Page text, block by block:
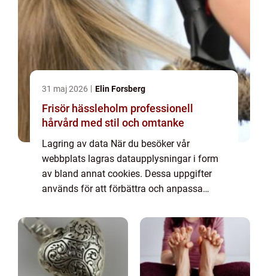
31 maj 2026 Elin Forsberg
Frisör hässleholm professionell
hårvård med stil och omtanke
Lagring av data När du besöker vår
webbplats lagras dataupplysningar i form
av bland annat cookies. Dessa uppgifter
används för att förbättra och anpassa
bra information som möjligt. Om du inte vill
att vi...